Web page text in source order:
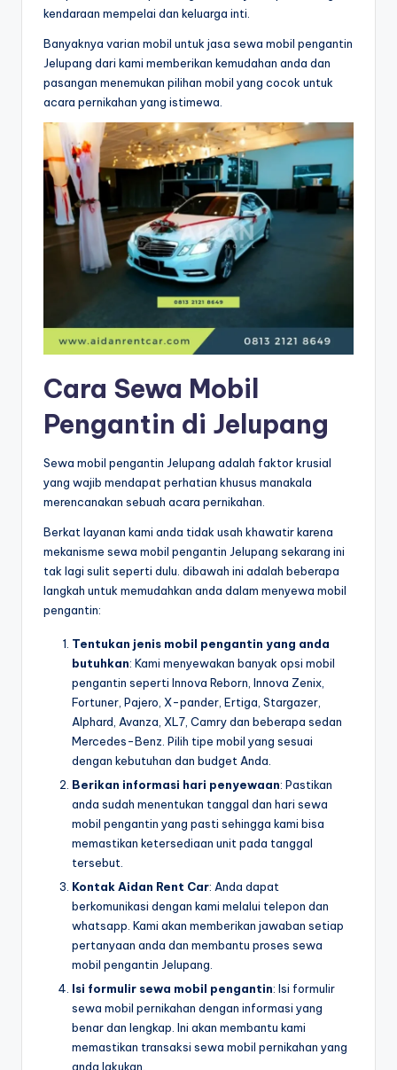
kendaraan mempelai dan keluarga inti.
Banyaknya varian mobil untuk jasa sewa mobil pengantin
Jelupang dari kami memberikan kemudahan anda dan
pasangan menemukan pilihan mobil yang cocok untuk
acara pernikahan yang istimewa.
Cara Sewa Mobil
Pengantin di Jelupang
Sewa mobil pengantin Jelupang adalah faktor krusial
yang wajib mendapat perhatian khusus manakala
merencanakan sebuah acara pernikahan.
Berkat layanan kami anda tidak usah khawatir karena
mekanisme sewa mobil pengantin Jelupang sekarang ini
tak lagi sulit seperti dulu. dibawah ini adalah beberapa
langkah untuk memudahkan anda dalam menyewa mobil
pengantin:
Tentukan jenis mobil pengantin yang anda
butuhkan: Kami menyewakan banyak opsi mobil
pengantin seperti Innova Reborn, Innova Zenix,
Fortuner, Pajero, X-pander, Ertiga, Stargazer,
Alphard, Avanza, XL7, Camry dan beberapa sedan
Mercedes-Benz. Pilih tipe mobil yang sesuai
dengan kebutuhan dan budget Anda.
Berikan informasi hari penyewaan: Pastikan
anda sudah menentukan tanggal dan hari sewa
mobil pengantin yang pasti sehingga kami bisa
memastikan ketersediaan unit pada tanggal
tersebut.
Kontak Aidan Rent Car: Anda dapat
berkomunikasi dengan kami melalui telepon dan
whatsapp. Kami akan memberikan jawaban setiap
pertanyaan anda dan membantu proses sewa
mobil pengantin Jelupang.
Isi formulir sewa mobil pengantin: Isi formulir
sewa mobil pernikahan dengan informasi yang
benar dan lengkap. Ini akan membantu kami
memastikan transaksi sewa mobil pernikahan yang
anda lakukan.